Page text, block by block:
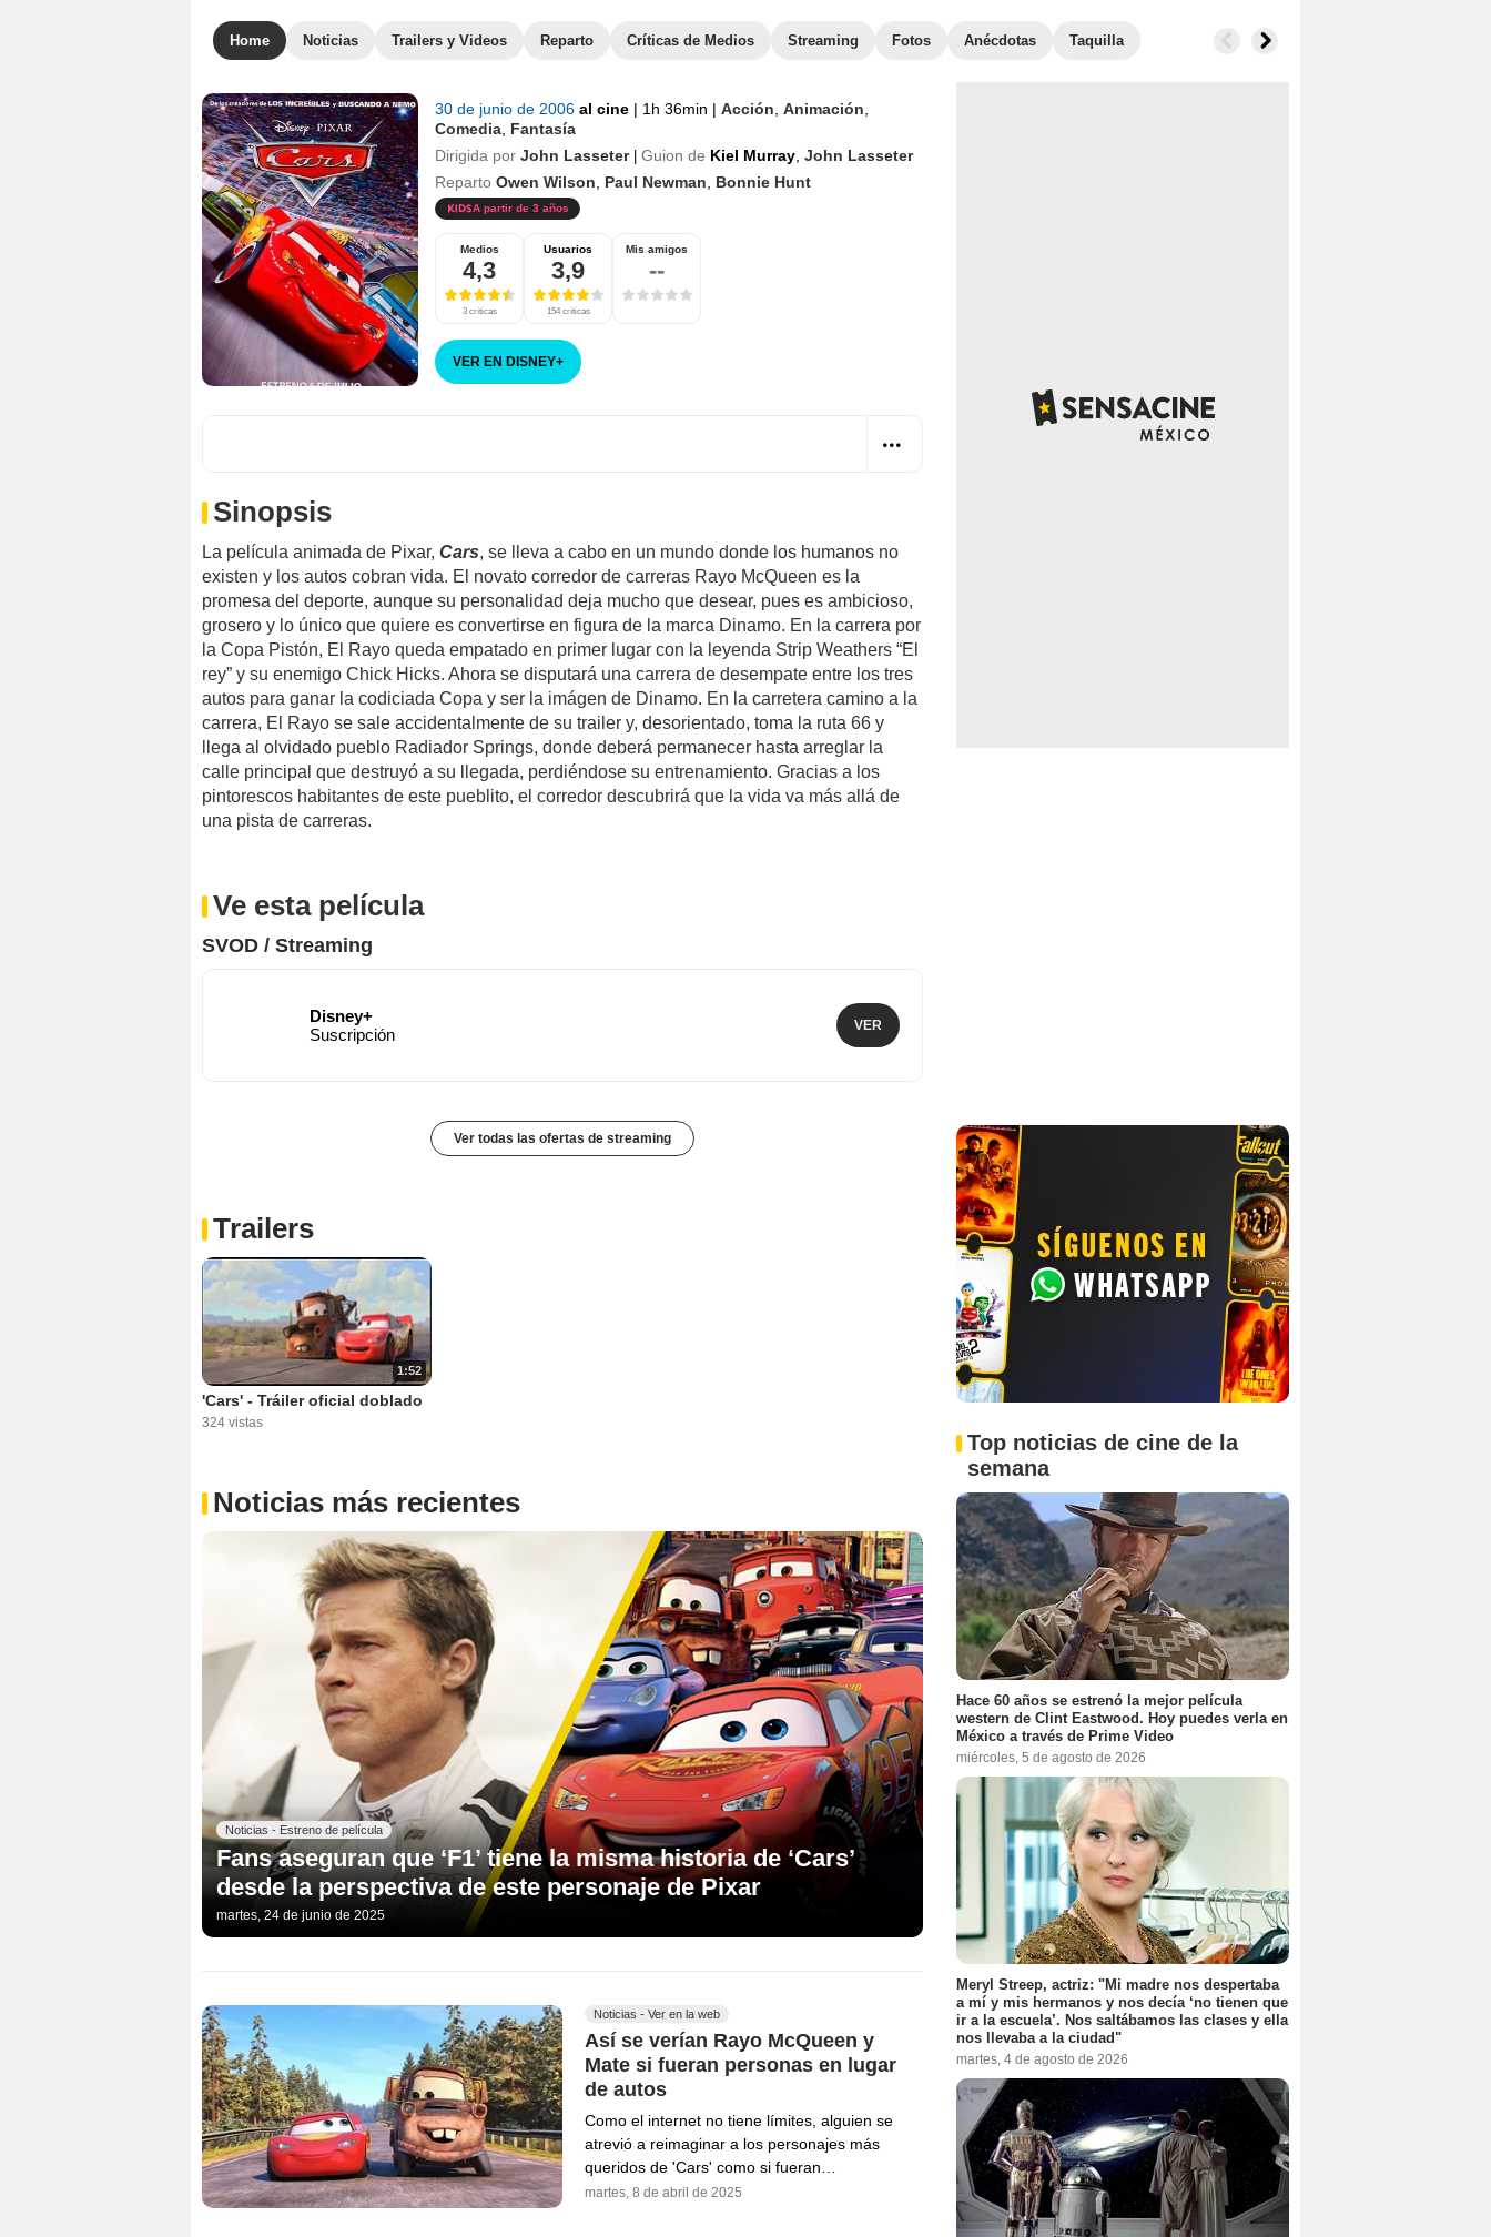
Home Noticias Trailers y Videos Reparto Críticas de Medios Streaming Fotos Anécdotas Taquilla
30 de junio de 2006 al cine | 1h 36min | Acción Animación
Comedia Fantasía
Dirigida por John Lasseter Guion de Kiel Murray John Lasseter
Reparto Owen Wilson Paul Newman Bonnie Hunt
A partir de 3 años
Medios
4,3
3 críticas
Usuarios
3,9
154 críticas
Mis amigos
--
VER EN DISNEY+
Sinopsis
La película animada de Pixar, Cars, se lleva a cabo en un mundo donde los humanos no
existen y los autos cobran vida. El novato corredor de carreras Rayo McQueen es la
promesa del deporte, aunque su personalidad deja mucho que desear, pues es ambicioso,
grosero y lo único que quiere es convertirse en figura de la marca Dinamo. En la carrera por
la Copa Pistón, El Rayo queda empatado en primer lugar con la leyenda Strip Weathers “El
rey” y su enemigo Chick Hicks. Ahora se disputará una carrera de desempate entre los tres
autos para ganar la codiciada Copa y ser la imágen de Dinamo. En la carretera camino a la
carrera, El Rayo se sale accidentalmente de su trailer y, desorientado, toma la ruta 66 y
llega al olvidado pueblo Radiador Springs, donde deberá permanecer hasta arreglar la
calle principal que destruyó a su llegada, perdiéndose su entrenamiento. Gracias a los
pintorescos habitantes de este pueblito, el corredor descubrirá que la vida va más allá de
una pista de carreras.
Ve esta película
SVOD / Streaming
Disney+
Suscripción
VER
Ver todas las ofertas de streaming
Trailers
1:52
'Cars' - Tráiler oficial doblado
324 vistas
Noticias más recientes
Noticias - Estreno de película
Fans aseguran que ‘F1’ tiene la misma historia de ‘Cars’
desde la perspectiva de este personaje de Pixar
martes, 24 de junio de 2025
Noticias - Ver en la web
Así se verían Rayo McQueen y
Mate si fueran personas en lugar
de autos
Como el internet no tiene límites, alguien se
atrevió a reimaginar a los personajes más
queridos de 'Cars' como si fueran…
martes, 8 de abril de 2025
Top noticias de cine de la
semana
Hace 60 años se estrenó la mejor película
western de Clint Eastwood. Hoy puedes verla en
México a través de Prime Video
miércoles, 5 de agosto de 2026
Meryl Streep, actriz: "Mi madre nos despertaba
a mí y mis hermanos y nos decía ‘no tienen que
ir a la escuela’. Nos saltábamos las clases y ella
nos llevaba a la ciudad"
martes, 4 de agosto de 2026